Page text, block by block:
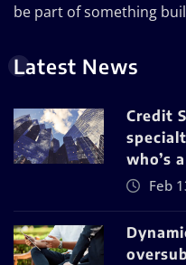
be part of something
Latest News
Credit
who’s
Feb